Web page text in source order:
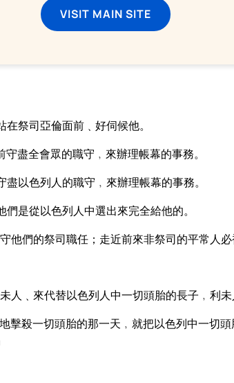
VISIT MAIN SITE
祭司亞倫面前﹑好伺候他。
盡全會眾的職守﹐來辦理帳幕的事務。
以色列人的職守﹐來辦理帳幕的事務。
是從以色列人中選出來完全給他的。
他們的祭司職任；走近前來非祭司的平常人必
人﹑來代替以色列人中一切頭胎的長子﹐利未
擊殺一切頭胎的那一天﹐就把以色列中一切